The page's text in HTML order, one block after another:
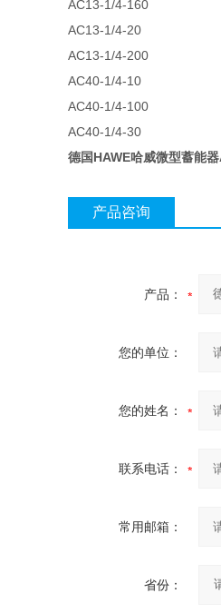
AC13-1/4-160
AC13-1/4-20
AC13-1/4-200
AC40-1/4-10
AC40-1/4-100
AC40-1/4-30
德国HAWE哈威微型蓄能
产品咨询
产品：
您的单位：
您的姓名：
联系电话：
常用邮箱：
省份：